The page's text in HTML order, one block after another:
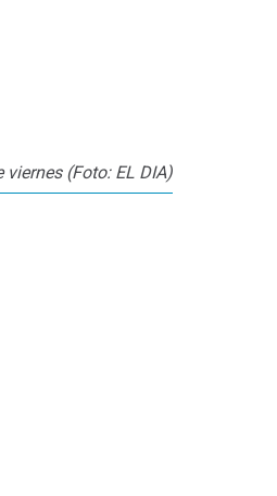
(Foto: EL DIA)